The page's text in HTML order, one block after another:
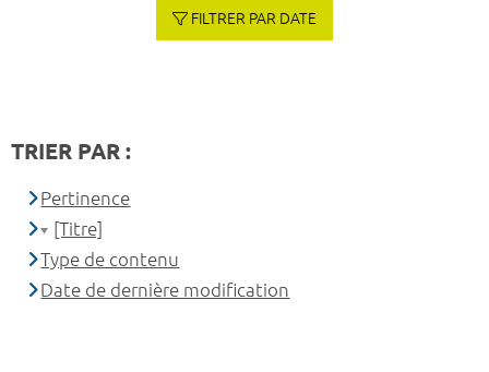
FILTRER PAR DATE
TRIER PAR :
Pertinence
[Titre]
Type de contenu
Date de dernière modification